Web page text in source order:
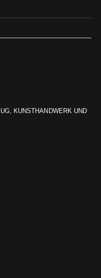
KUNSTHANDWERK UND